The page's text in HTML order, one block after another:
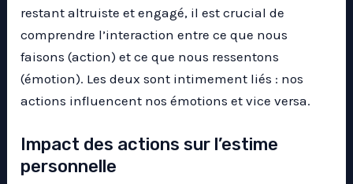
restant altruiste et engagé, il est crucial de
comprendre l’interaction entre ce que nous
faisons (action) et ce que nous ressentons
(émotion). Les deux sont intimement liés : nos
actions influencent nos émotions et vice versa.
Impact des actions sur l’estime
personnelle